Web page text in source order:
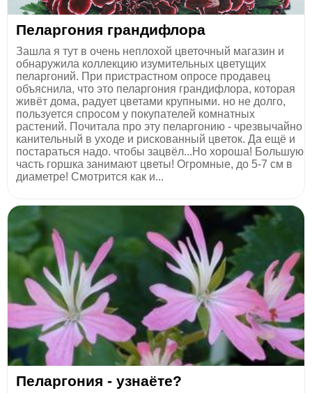
Пеларгония грандифлора
Зашла я тут в очень неплохой цветочный магазин и
обнаружила коллекцию изумительных цветущих
пеларгоний. При пристрастном опросе продавец
объяснила, что это пеларгония грандифлора, которая
живёт дома, радует цветами крупными. но не долго,
пользуется спросом у покупателей комнатных
растений. Почитала про эту пеларгонию - чрезвычайно
канительный в уходе и рискованный цветок. Да ещё и
постараться надо. чтобы зацвёл...Но хороша! Большую
часть горшка занимают цветы! Огромные, до 5-7 см в
диаметре! Смотрится как и...
Пеларгония - узнаёте?